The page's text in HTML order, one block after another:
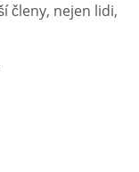
členy, nejen lidi,